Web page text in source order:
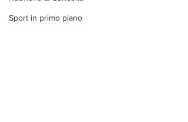
Sport in primo piano